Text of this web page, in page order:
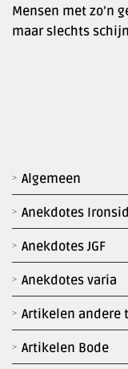
Algemeen
Anekdotes
Anekdotes JGF
Anekdotes varia
Artikelen andere
Artikelen Bode
Mensen met zo’n
maar slechts